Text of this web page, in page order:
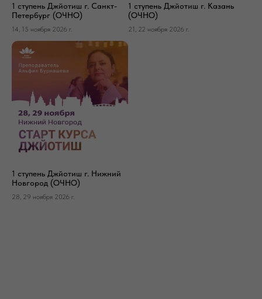
1 ступень Джйотиш г. Санкт-
Петербург (ОЧНО)
14, 15 ноября 2026 г.
1 ступень Джйотиш г. Казань
(ОЧНО)
21, 22 ноября 2026 г.
1 ступень Джйотиш г. Нижний
Новгород (ОЧНО)
28, 29 ноября 2026 г.